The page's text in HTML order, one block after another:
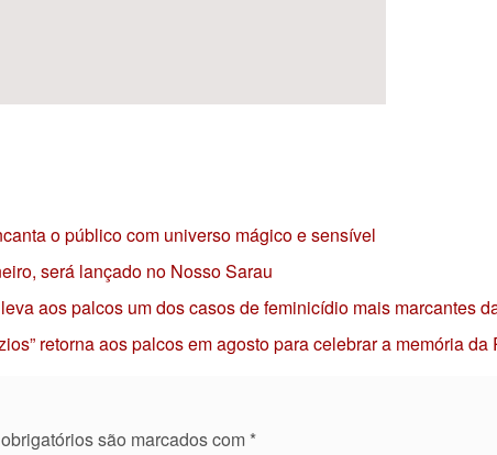
o público com universo mágico e sensível
será lançado no Nosso Sarau
aos palcos um dos casos de feminicídio mais marcantes
retorna aos palcos em agosto para celebrar a memória
são marcados com *